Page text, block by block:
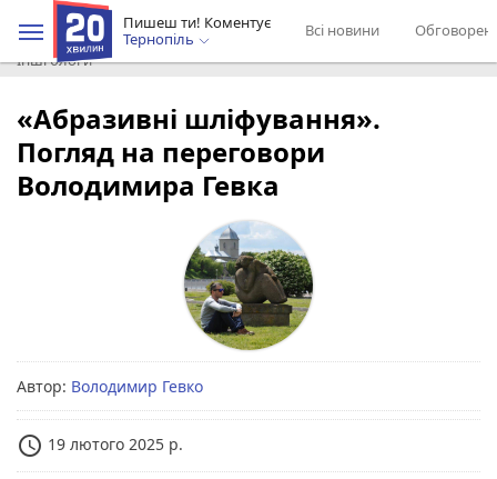
Пишеш ти! Коментує
Тернопіль
Всі новини
Інші блоги
«Абразивні шліфування».
Погляд на переговори
Володимира Гевка
Автор: Володимир Гевко
access_time 19 лютого 2025 р.